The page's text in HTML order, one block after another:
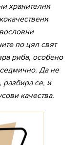
хранителни
по цял свят
риба, особено
Да не
разбира се, и
качества.